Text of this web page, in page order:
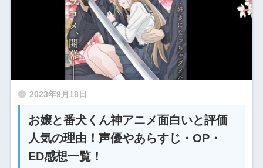
2023年9月18日
お嬢と番犬くん神アニメ面白いと評価
人気の理由！声優やあらすじ・OP・
ED感想一覧！